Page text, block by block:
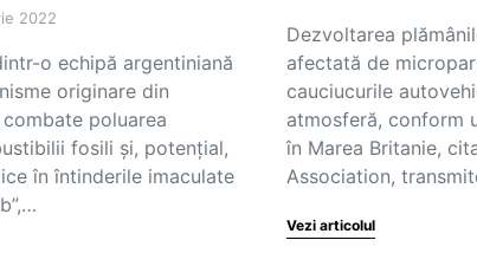
2022
o echipă argentiniană
originare din
poluarea
fosili şi, potenţial,
în întinderile imaculate
Dezvoltarea
afectată de
cauciucurile
atmosferă, conform
în Marea Britanie,
Association,
Vezi articolul